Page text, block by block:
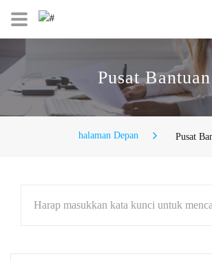
Pusat Bantuan
halaman Depan Pusat
Harap masukkan kata kunci untuk